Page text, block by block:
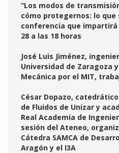
“Los modos de
cómo protegernos: lo que
conferencia que
28 a las 18 horas
José Luis Jiménez,
Universidad de Zaragoza
Mecánica por el MIT,
César Dopazo,
de Fluidos de Unizar y
Real Academia de
sesión del Ateneo,
Cátedra SAMCA de
Aragón y el I3A